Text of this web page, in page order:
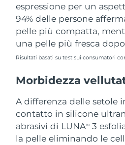
espressione per un
94% delle persone
pelle più compatta,
una pelle più fresca dopo
Risultati basati su test sui consumatori
Morbidezza
A differenza delle setole
contatto in silicone
abrasivi di LUNATM
3
la pelle eliminando le
Vietnam